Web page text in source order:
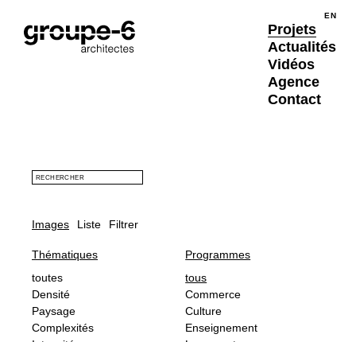
EN
Projets
Actualités
Vidéos
Agence
Contact
RECHERCHER
Images Liste Filtrer
Thématiques
toutes
Densité
Paysage
Complexités
Programmes
tous
Commerce
Culture
Enseignement